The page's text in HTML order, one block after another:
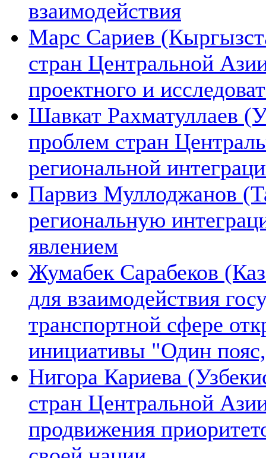
взаимодействия
Марс Сариев
стран Центральной
проектного и
Шавкат Рахматуллаев
проблем стран
региональной
Парвиз Муллоджанов
региональную
явлением
Жумабек Сарабеков
для взаимодействия
транспортной сфере
инициативы "Один
Нигора Кариева
стран Центральной
продвижения